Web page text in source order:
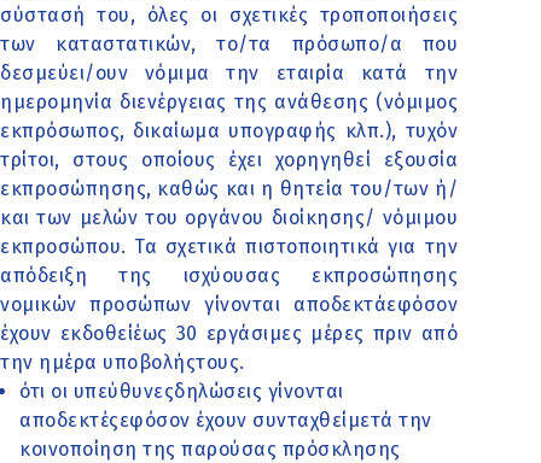
σύστασή του, όλες οι σχετικές τροποποιήσεις
των καταστατικών, το/τα πρόσωπο/α που
δεσμεύει/ουν νόμιμα την εταιρία κατά την
ημερομηνία διενέργειας της ανάθεσης (νόμιμος
εκπρόσωπος, δικαίωμα υπογραφής κλπ.), τυχόν
τρίτοι, στους οποίους έχει χορηγηθεί εξουσία
εκπροσώπησης, καθώς και η θητεία του/των ή/
και των μελών του οργάνου διοίκησης/ νόμιμου
εκπροσώπου. Τα σχετικά πιστοποιητικά για την
απόδειξη της ισχύουσας εκπροσώπησης
νομικών προσώπων γίνονται αποδεκτάεφόσον
έχουν εκδοθείέως 30 εργάσιμες μέρες πριν από
την ημέρα υποβολήςτους.
ότι οι υπεύθυνεςδηλώσεις γίνονται
αποδεκτέςεφόσον έχουν συνταχθείμετά την
κοινοποίηση της παρούσας πρόσκλησης